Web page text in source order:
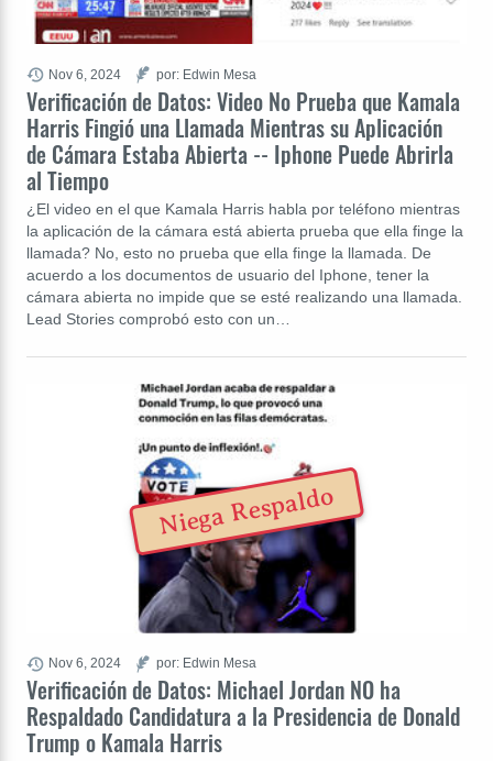
Verificación de Datos: Video No Prueba que Kamala
Harris Fingió una Llamada Mientras su Aplicación
de Cámara Estaba Abierta -- Iphone Puede Abrirla
al Tiempo
¿El video en el que Kamala Harris habla por teléfono mientras
la aplicación de la cámara está abierta prueba que ella finge la
llamada? No, esto no prueba que ella finge la llamada. De
acuerdo a los documentos de usuario del Iphone, tener la
cámara abierta no impide que se esté realizando una llamada.
Lead Stories comprobó esto con un…
Nov 6, 2024 por: Edwin Mesa
Verificación de Datos: Michael Jordan NO ha
Respaldado Candidatura a la Presidencia de Donald
Trump o Kamala Harris
Nov 6, 2024 por: Edwin Mesa
Niega Respaldo